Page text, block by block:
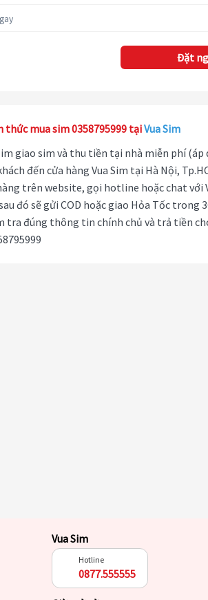
Đặt
thức mua sim 0358795999 tạiVua Sim
giao sim và thu tiền tại nhà miễn phí (áp
đến cửa hàng Vua Sim tại Hà Nội,
trên website, gọi hotline hoặc chat với
đó sẽ gửi COD hoặc giao Hỏa Tốc
tra đúng thông tin chính chủ và trả tiền
Vua Sim
Hotline
0877.555555